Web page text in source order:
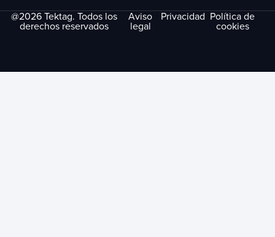
@2026 Tektag. Todos los
derechos reservados
Aviso
legal
Privacidad Política de
cookies